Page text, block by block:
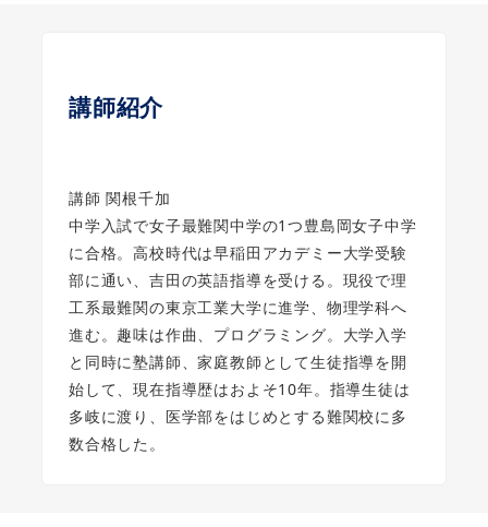
講師紹介
講師 関根千加
中学入試で女子最難関中学の1つ豊島岡女子中学
に合格。高校時代は早稲田アカデミー大学受験
部に通い、吉田の英語指導を受ける。現役で理
工系最難関の東京工業大学に進学、物理学科へ
進む。趣味は作曲、プログラミング。大学入学
と同時に塾講師、家庭教師として生徒指導を開
始して、現在指導歴はおよそ10年。指導生徒は
多岐に渡り、医学部をはじめとする難関校に多
数合格した。